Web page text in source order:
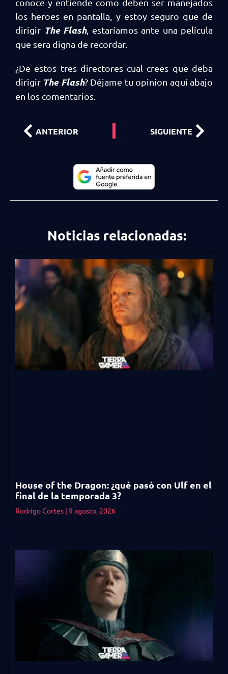
conoce y entiende como deben ser manejados
los heroes en pantalla, y estoy seguro que de
dirigir The Flash, estaríamos ante una película
que sera digna de recordar.
¿De estos tres directores cual crees que deba
dirigir The Flash? Déjame tu opinion aquí abajo
en los comentarios.
ANTERIOR SIGUIENTE
Noticias relacionadas:
House of the Dragon: ¿qué pasó con Ulf en el
final de la temporada 3?
Rodrigo Cortes 9 agosto, 2026